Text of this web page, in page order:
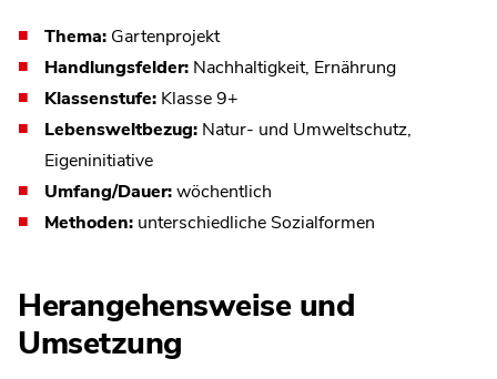
Thema: Gartenprojekt
Handlungsfelder: Nachhaltigkeit, Ernährung
Klassenstufe: Klasse 9+
Lebensweltbezug: Natur- und Umweltschutz,
Eigeninitiative
Umfang/Dauer:wöchentlich
Methoden: unterschiedliche Sozialformen
Herangehensweise und
Umsetzung